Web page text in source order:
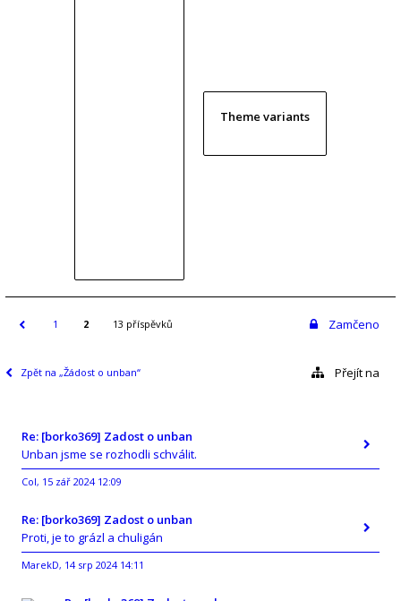
Theme variants
1 2 13 příspěvků Zamčeno
Zpět na „Žádost o unban“ Přejít na
Re: [borko369] Zadost o unban
Unban jsme se rozhodli schválit.
Col, 15 zář 2024 12:09
Re: [borko369] Zadost o unban
Proti, je to grázl a chuligán
MarekD, 14 srp 2024 14:11